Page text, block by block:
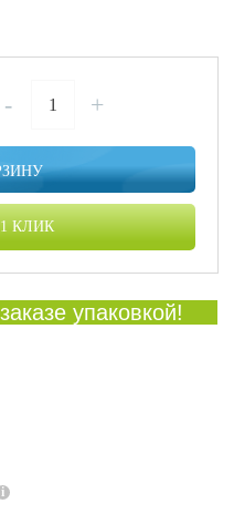
- +
КЛИК
упаковкой!